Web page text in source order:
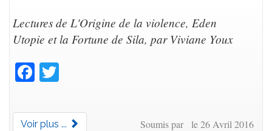
Lectures de L'Origine de la violence, Eden
Utopie et la Fortune de Sila, par Viviane Youx
Facebook
Voir plus ... Soumis par le 26 Avril 2016